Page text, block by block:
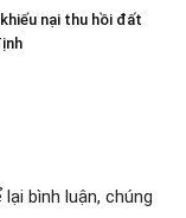
nại thu hồi đất
bình luận, chúng